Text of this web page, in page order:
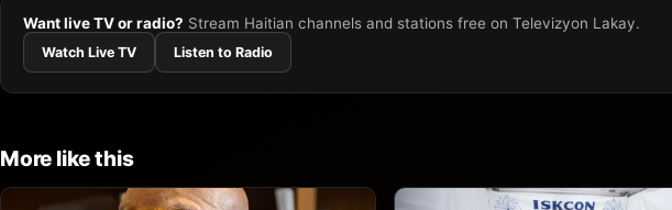
Want live TV or radio? Stream Haitian channels and stations free on Televizyon Lakay.
Watch Live TV Listen to Radio
More like this